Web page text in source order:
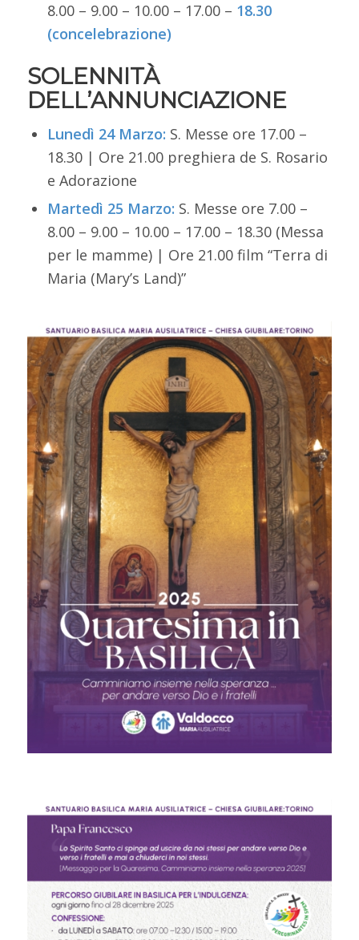
8.00 – 9.00 – 10.00 – 17.00 – 18.30
(concelebrazione)
SOLENNITÀ
DELL’ANNUNCIAZIONE
Lunedì 24 Marzo: S. Messe ore 17.00 –
18.30 | Ore 21.00 preghiera de S. Rosario
e Adorazione
Martedì 25 Marzo: S. Messe ore 7.00 –
8.00 – 9.00 – 10.00 – 17.00 – 18.30 (Messa
per le mamme) | Ore 21.00 film “Terra di
Maria (Mary’s Land)”